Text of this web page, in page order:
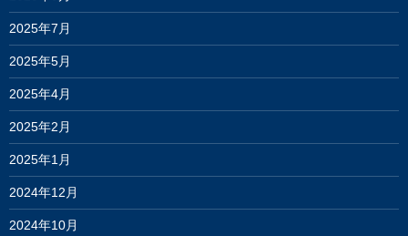
2025年7月
2025年5月
2025年4月
2025年2月
2025年1月
2024年12月
2024年10月